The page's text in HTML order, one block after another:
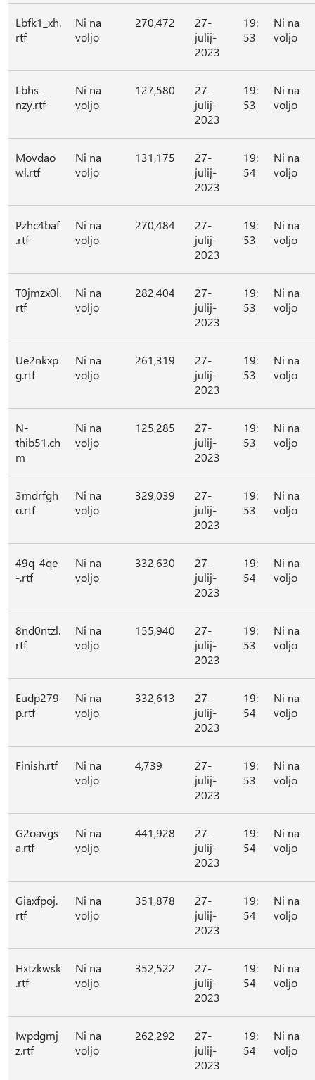
Lbfk1_xh.
rtf
Ni na
voljo
270,472
27-
julij-
2023
19:
53
Ni na
voljo
Lbhs-
nzy.rtf
Ni na
voljo
127,580
27-
julij-
2023
19:
53
Ni na
voljo
Movdao
wl.rtf
Ni na
voljo
131,175
27-
julij-
2023
19:
54
Ni na
voljo
Pzhc4baf
.rtf
Ni na
voljo
270,484
27-
julij-
2023
19:
53
Ni na
voljo
T0jmzx0l.
rtf
Ni na
voljo
282,404
27-
julij-
2023
19:
53
Ni na
voljo
Ue2nkxp
g.rtf
Ni na
voljo
261,319
27-
julij-
2023
19:
53
Ni na
voljo
N-
thib51.ch
m
Ni na
voljo
125,285
27-
julij-
2023
19:
53
Ni na
voljo
3mdrfgh
o.rtf
Ni na
voljo
329,039
27-
julij-
2023
19:
53
Ni na
voljo
49q_4qe
-.rtf
Ni na
voljo
332,630
27-
julij-
2023
19:
54
Ni na
voljo
8nd0ntzl.
rtf
Ni na
voljo
155,940
27-
julij-
2023
19:
53
Ni na
voljo
Eudp279
p.rtf
Ni na
voljo
332,613
27-
julij-
2023
19:
54
Ni na
voljo
Finish.rtf
Ni na
voljo
4,739
27-
julij-
2023
19:
53
Ni na
voljo
G2oavgs
a.rtf
Ni na
voljo
441,928
27-
julij-
2023
19:
54
Ni na
voljo
Giaxfpoj.
rtf
Ni na
voljo
351,878
27-
julij-
2023
19:
54
Ni na
voljo
Hxtzkwsk
.rtf
Ni na
voljo
352,522
27-
julij-
2023
19:
54
Ni na
voljo
Iwpdgmj
z.rtf
Ni na
voljo
262,292
27-
julij-
2023
19:
54
Ni na
voljo